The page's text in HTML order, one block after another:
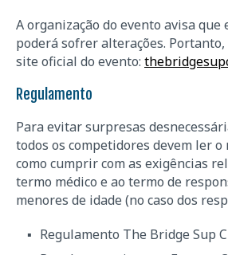
A organização do evento avisa que
poderá sofrer alterações. Portanto,
site oficial do evento:
Regulamento
Para evitar surpresas
todos os competidores devem ler
como cumprir com as exigências
termo médico e ao termo de
menores de idade (no caso dos
Regulamento The Bridge Sup